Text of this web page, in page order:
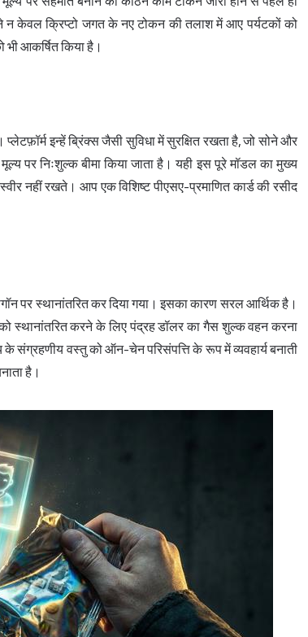
न केवल क्रिप्टो जगत के नए टोकन की तलाश में आए पर्यटकों को
आकर्षित किया है।
इन्हें ब्रिंक्स जैसी सुविधा में सुरक्षित रखता है, जो सोने और
पर निःशुल्क बीमा किया जाता है। यही इस पूरे मॉडल का मुख्य
नहीं रखते। आप एक विशिष्ट पीएसए-प्रमाणित कार्ड की रसीद
पर स्थानांतरित कर दिया गया। इसका कारण सरल आर्थिक है।
स्थानांतरित करने के लिए पंद्रह डॉलर का गैस शुल्क वहन करना
संग्रहणीय वस्तु को ऑन-चेन परिसंपत्ति के रूप में व्यवहार्य बनाती
है।